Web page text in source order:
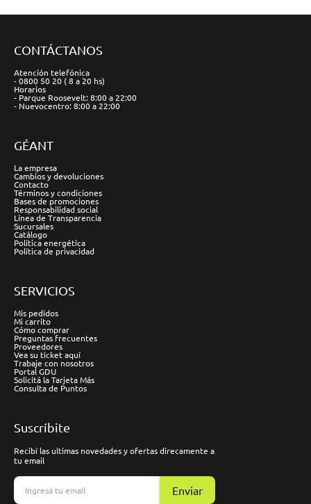
CONTÁCTANOS
Atención telefónica
- 0800 50 20 ( 8 a 20 hs)
Horarios
- Parque Roosevelt: 8:00 a 22:00
- Nuevocentro: 8:00 a 22:00
GÉANT
La empresa
Cambios y devoluciones
Contacto
Términos y condiciones
Bases de promociones
Responsabilidad social
Línea de Transparencia
Sucursales
Catálogo
Política energética
Política de privacidad
SERVICIOS
Mis pedidos
Mi carrito
Cómo comprar
Preguntas frecuentes
Proveedores
Vea su ticket aquí
Trabaje con nosotros
Portal GDU
Solicitá la Tarjeta Más
Consulta de Puntos
Suscríbite
Recibí las ultimas novedades y ofertas direcamente a
tu email
Enviar